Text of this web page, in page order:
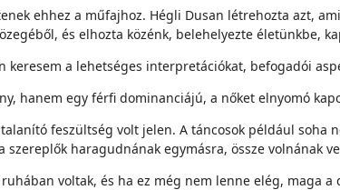
ehhez a műfajhoz. Hégli Dusan létrehozta azt,
és elhozta közénk, belehelyezte életünkbe,
a lehetséges interpretációkat, befogadói
hanem egy férfi dominanciájú, a nőket elnyomó
feszültség volt jelen. A táncosok például soha
haragudnának egymásra, össze volnának
voltak, és ha ez még nem lenne elég, maga